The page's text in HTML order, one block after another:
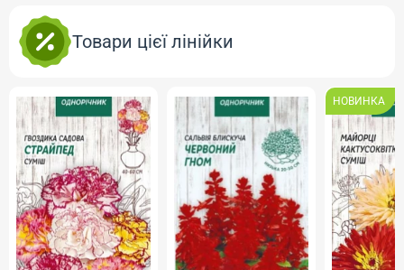
Товари цієї лінійки
НОВИНКА